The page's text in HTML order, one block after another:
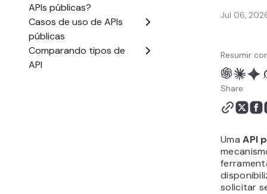
APIs públicas?
Casos de uso de APIs
públicas
Comparando tipos de
API
Jul 06,
Resumir
Share:
UmaAPI
solicitar